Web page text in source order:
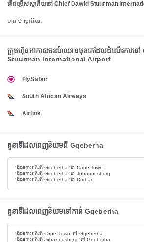
តើជម្រើសស្ថានីយនៅ Chief Dawid Stuurman
មាន 0 ស្ថានីយ,
ក្រុមហ៊ុនអាកាសចរណ៍ឈានមុខគេដែលដំណើរការនៅ
Stuurman International Airport
FlySafair
South African Airways
Airlink
តួនាទីដែលពេញនិយមពី Gqeberha
ជើងហោះហើរពី Gqeberha ទៅ Cape Town
ជើងហោះហើរពី Gqeberha ទៅ Johannesburg
ជើងហោះហើរពី Gqeberha ទៅ Durban
តួនាទីដែលពេញនិយមទៅកាន់ Gqeberha
ជើងហោះហើរពី Cape Town ទៅ Gqeberha
ជើងហោះហើរពី Johannesburg ទៅ Gqeberha